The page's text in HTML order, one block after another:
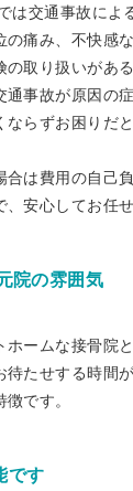
は交通事故によ
の痛み、不快感
の取り扱いがあ
通事故が原因の
ならずお困りだ
合は費用の自己
安心してお任せ
院の雰囲気
ームな接骨院と
待たせする時間
です。
です